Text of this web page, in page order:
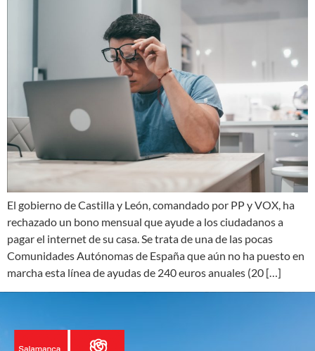
El gobierno de Castilla y León, comandado por PP y VOX, ha
rechazado un bono mensual que ayude a los ciudadanos a
pagar el internet de su casa. Se trata de una de las pocas
Comunidades Autónomas de España que aún no ha puesto en
marcha esta línea de ayudas de 240 euros anuales (20 […]